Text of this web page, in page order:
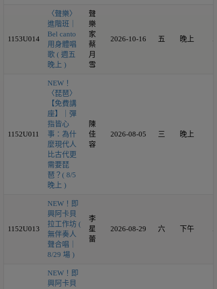
1153U014
〈聲樂〉
進階班｜
Bel canto
用身體唱
歌 ( 週五
晚上 )
聲
樂
家
蔡
月
雪
2026-10-16 五 晚上
1152U011
NEW！
〈琵琶〉
【免費講
座】｜彈
指皆心
事：為什
麼現代人
比古代更
需要琵
琶？( 8/5
晚上 )
陳
佳
容
2026-08-05 三 晚上
1152U013
NEW！即
興阿卡貝
拉工作坊 (
無伴奏人
聲合唱｜
8/29 場 )
李
星
蕾
2026-08-29 六 下午 2
NEW！即
興阿卡貝